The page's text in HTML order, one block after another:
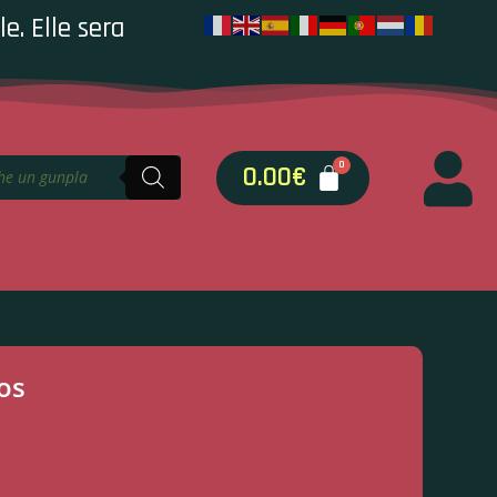
Elle sera
0.00€